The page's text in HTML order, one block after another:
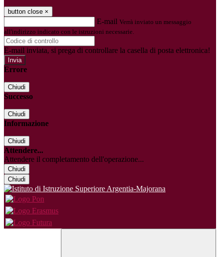
button close ×
E-mail Verrà inviato un messaggio
all'indirizzo indicato con le istruzioni necessarie.
E-mail inviata, si prega di controllare la casella di posta elettronica!
Errore
Chiudi
Successo
Chiudi
Informazione
Chiudi
Attendere...
Attendere il completamento dell'operazione...
Chiudi
Chiudi